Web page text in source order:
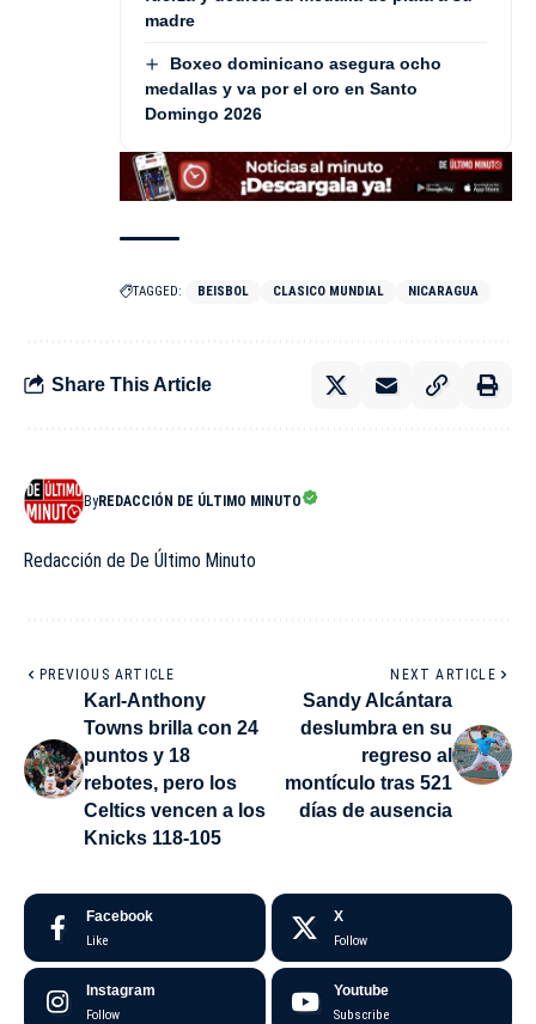
madre
Boxeo dominicano asegura ocho
medallas y va por el oro en Santo
Domingo 2026
TAGGED: BEISBOL CLASICO MUNDIAL NICARAGUA
Share This Article
ByREDACCIÓN DE ÚLTIMO MINUTO
Redacción de De Último Minuto
PREVIOUS ARTICLE
Karl-Anthony
Towns brilla con 24
puntos y 18
rebotes, pero los
Celtics vencen a los
Knicks 118-105
NEXT ARTICLE
Sandy Alcántara
deslumbra en su
regreso al
montículo tras 521
días de ausencia
Facebook
Like
X
Follow
Instagram
Follow
Youtube
Subscribe